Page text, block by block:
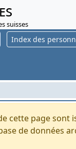
suisses
Index des
cette page sont
de données